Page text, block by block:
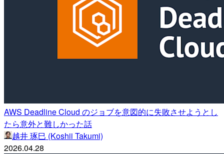
AWS Deadline Cloud のジョブを意図的に失敗させようとし
たら意外と難しかった話
越井 琢巳 (Koshii Takumi)
2026.04.28